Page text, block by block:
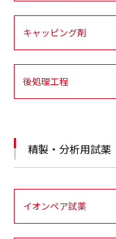
キャッピング剤
後処理工程
精製・分析用試薬
イオンペア試薬